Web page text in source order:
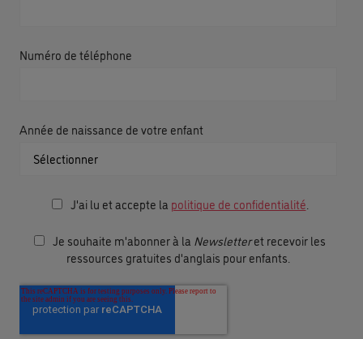
Numéro de téléphone
Année de naissance de votre enfant
J'ai lu et accepte la politique de confidentialité
Je souhaite m'abonner à la Newsletteret recevoir les
ressources gratuites d'anglais pour enfants.